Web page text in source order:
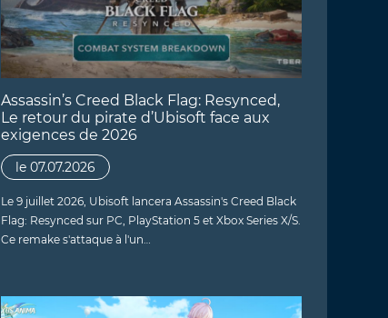
Assassin’s Creed Black Flag: Resynced,
Le retour du pirate d’Ubisoft face aux
exigences de 2026
le 07.07.2026
Le 9 juillet 2026, Ubisoft lancera Assassin's Creed Black
Flag: Resynced sur PC, PlayStation 5 et Xbox Series X/S.
Ce remake s'attaque à l'un…